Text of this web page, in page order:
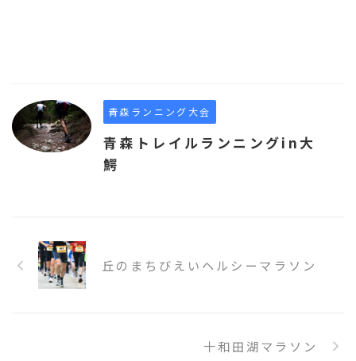
青森ランニング大会
青森トレイルランニングin大
鰐
丘のまちびえいヘルシーマラソン
十和田湖マラソン